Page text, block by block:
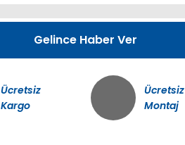
Gelince Haber Ver
Ücretsiz
Kargo
Ücretsiz
Montaj